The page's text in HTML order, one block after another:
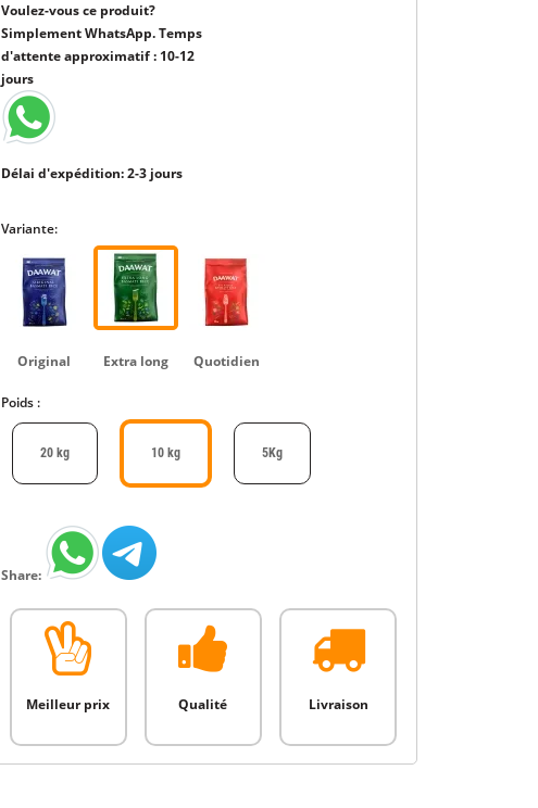
Voulez-vous ce produit?
Simplement WhatsApp. Temps
d'attente approximatif : 10-12
jours
Délai d'expédition: 2-3 jours
Variante:
Original Extra long Quotidien
Poids :
20 kg 10 kg 5Kg
Share:
Meilleur prix Qualité Livraison